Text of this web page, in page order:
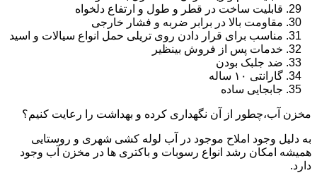
قابلیت ساخت در قطر و طول و ارتفاع دلخواه
مقاومت بالا در برابر ضربه و فشار خارجی
مناسب برای قرار دادن روی تریلی حمل انواع سیالات و اسید
خدمات پس از فروش بینظیر
ضد جلبک بودن
گارانتی ۱۰ ساله
جابجایی ساده
مخزن آب،چطور از آن نگهداری کرده و بهداشت را رعایت کنیم؟
به دلیل وجود املاح موجود در آب لوله کشی شهری و روستایی
همیشه امکان رشد انواع رسوبات و باکتری ها در مخزن آب وجود
دارد.